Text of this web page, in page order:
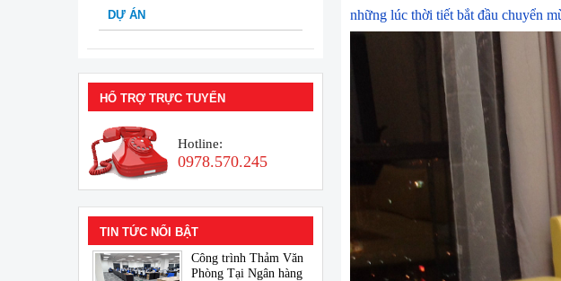
những lúc thời tiết bắt đầu chuyển
DỰ ÁN
HỔ TRỢ TRỰC TUYẾN
Hotline:
0978.570.245
TIN TỨC NỔI BẬT
Công trình Thảm Văn
Phòng Tại Ngân hàng